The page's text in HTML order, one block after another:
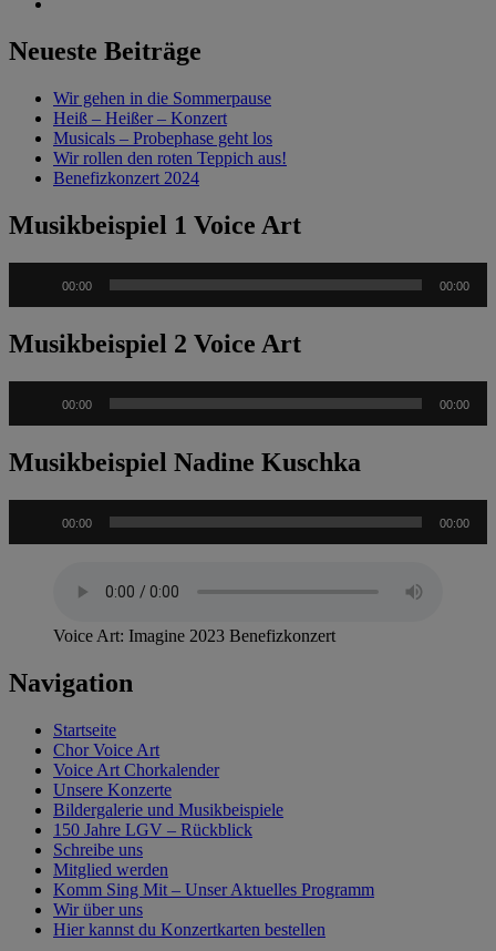
Neueste Beiträge
Wir gehen in die Sommerpause
Heiß – Heißer – Konzert
Musicals – Probephase geht los
Wir rollen den roten Teppich aus!
Benefizkonzert 2024
Musikbeispiel 1 Voice Art
00:00 00:00
Musikbeispiel 2 Voice Art
00:00 00:00
Musikbeispiel Nadine Kuschka
00:00 00:00
Voice Art: Imagine 2023 Benefizkonzert
Navigation
Startseite
Chor Voice Art
Voice Art Chorkalender
Unsere Konzerte
Bildergalerie und Musikbeispiele
150 Jahre LGV – Rückblick
Schreibe uns
Mitglied werden
Komm Sing Mit – Unser Aktuelles Programm
Wir über uns
Hier kannst du Konzertkarten bestellen